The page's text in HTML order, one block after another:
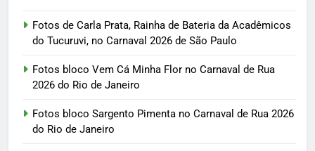
Fotos de Carla Prata, Rainha de Bateria da Acadêmicos
do Tucuruvi, no Carnaval 2026 de São Paulo
Fotos bloco Vem Cá Minha Flor no Carnaval de Rua
2026 do Rio de Janeiro
Fotos bloco Sargento Pimenta no Carnaval de Rua 2026
do Rio de Janeiro